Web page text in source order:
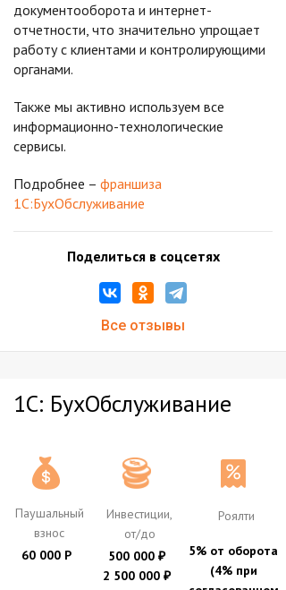
документооборота и интернет-
отчетности, что значительно упрощает
работу с клиентами и контролирующими
органами.
Также мы активно используем все
информационно-технологические
сервисы.
Подробнее – франшиза
1С:БухОбслуживание
Поделиться в соцсетях
Все отзывы
1С: БухОбслуживание
Паушальный
взнос
60 000 Р
Инвестиции,
от/до
500 000 ₽
2 500 000 ₽
Роялти
5% от оборота
(4% при